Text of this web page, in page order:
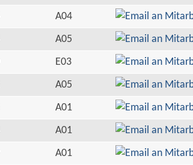
A04
A05
E03
A05
A01
A01
A01